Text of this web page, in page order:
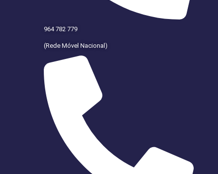
964 782 779
(Rede Móvel Nacional)